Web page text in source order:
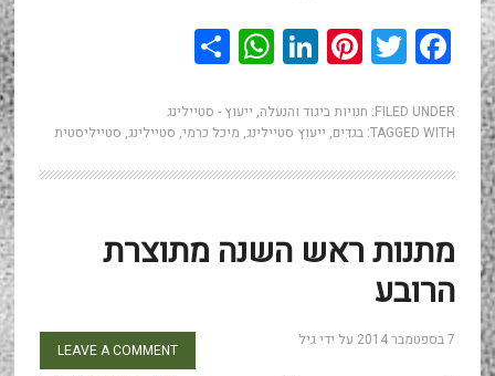
Facebook
Twitter
Pinterest
LinkedIn
WhatsApp
Share
FILED UNDER: חנויות ביגוד והנעלה, ייעוץ - סטיילינג
TAGGED WITH: בגדים, ייעוץ סטיילינג, מיכל כרמי, סטיילינג, סטייליסטית
מתנות ראש השנה מתוצרת
הרובע
7 בספטמבר 2014 על ידיגיל
LEAVE A COMMENT